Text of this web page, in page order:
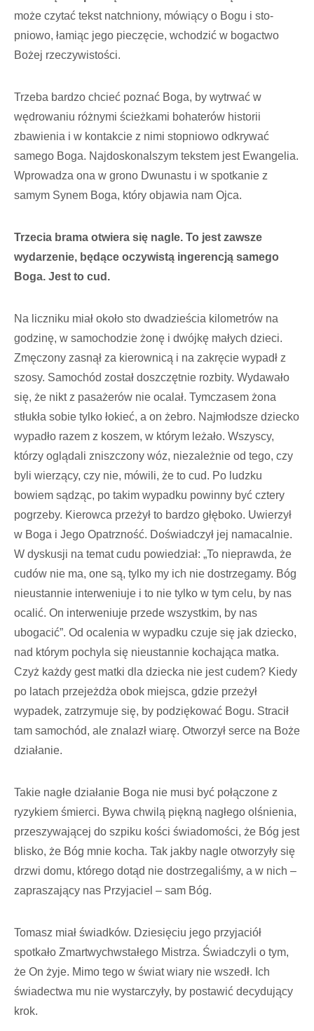
może czytać tekst natchniony, mówiący o Bogu i sto­
pniowo, łamiąc jego pieczęcie, wchodzić w bogactwo
Bożej rzeczywistości.
Trzeba bardzo chcieć poznać Boga, by wytrwać w
wędrowaniu różnymi ścieżka­mi bohaterów historii
zbawienia i w konta­kcie z nimi stopniowo odkrywać
samego Boga. Najdoskonalszym tekstem jest Ewangelia.
Wprowadza ona w grono Dwu­nastu i w spotkanie z
samym Synem Boga, który objawia nam Ojca.
Trzecia brama otwiera się nagle. To jest zawsze
wydarzenie, będące oczywistą in­gerencją samego
Boga. Jest to cud.
Na liczniku miał około sto dwadzieścia kilometrów na
godzinę, w samochodzie żonę i dwójkę małych dzieci.
Zmęczony zasnął za kierownicą i na zakręcie wypadł z
szosy. Samochód został doszczętnie roz­bity. Wydawało
się, że nikt z pasażerów nie ocalał. Tymczasem żona
stłukła sobie tylko łokieć, a on żebro. Najmłodsze dziecko
wypadło razem z koszem, w którym leżało. Wszyscy,
którzy oglądali zniszczony wóz, niezależnie od tego, czy
byli wierzący, czy nie, mówili, że to cud. Po ludzku
bowiem sądząc, po takim wypadku powinny być cztery
pogrzeby. Kierowca przeżył to bardzo głęboko. Uwierzył
w Boga i Jego Opa­trzność. Doświadczył jej namacalnie.
W dyskusji na temat cudu powiedział: „To nieprawda, że
cudów nie ma, one są, tylko my ich nie dostrzegamy. Bóg
nieustannie interweniuje i to nie tylko w tym celu, by nas
ocalić. On interweniuje przede wszy­stkim, by nas
ubogacić”. Od ocalenia w wypadku czuje się jak dziecko,
nad którym pochyla się nieustannie kochająca matka.
Czyż każdy gest matki dla dziecka nie jest cudem? Kiedy
po latach przejeżdża obok miejsca, gdzie przeżył
wypadek, zatrzy­muje się, by podziękować Bogu. Stracił
tam samochód, ale znalazł wiarę. Otworzył serce na Boże
działanie.
Takie nagłe działanie Boga nie musi być połączone z
ryzykiem śmierci. Bywa chwi­lą piękną nagłego olśnienia,
przeszywają­cej do szpiku kości świadomości, że Bóg jest
blisko, że Bóg mnie kocha. Tak jakby nagle otworzyły się
drzwi domu, którego dotąd nie dostrzegaliśmy, a w nich –
zapra­szający nas Przyjaciel – sam Bóg.
Tomasz miał świadków. Dziesięciu jego przyjaciół
spotkało Zmartwychwstałego Mistrza. Świadczyli o tym,
że On żyje. Mimo tego w świat wiary nie wszedł. Ich
świadectwa mu nie wystarczyły, by posta­wić decydujący
krok.